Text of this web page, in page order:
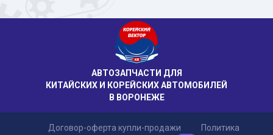
АВТОЗАПЧАСТИ ДЛЯ
КИТАЙСКИХ И КОРЕЙСКИХ АВТОМОБИЛЕЙ
В ВОРОНЕЖЕ
Договор-оферта купли-продажи Политика